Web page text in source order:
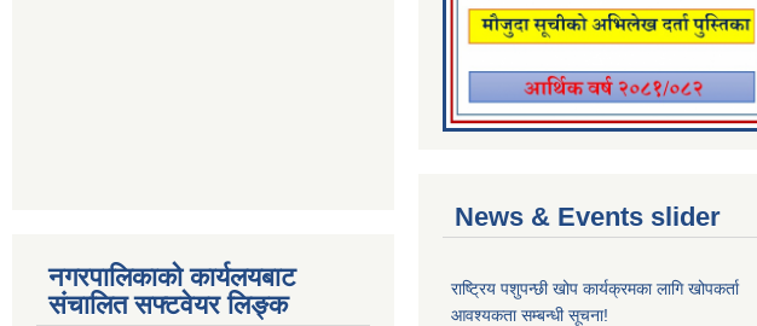
नगरपालिकाको कार्यलयबाट
संचालित सफ्टवेयर लिङ्क
News & Events slider
राष्ट्रिय पशुपन्छी खोप कार्यक्रमका लागि खोपकर्ता
आवश्यकता सम्बन्धी सूचना!